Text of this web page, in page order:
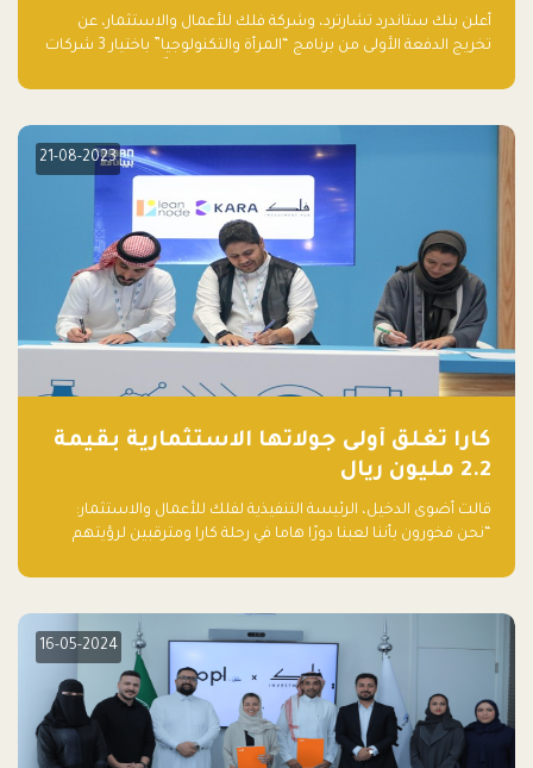
والتكنولوجيا”
أعلن بنك ستاندرد تشارترد، وشركة فلك للأعمال والاستثمار، عن
تخريج الدفعة الأولى من برنامج “المرأة والتكنولوجيا” باختيار 3 شركات
الأعمال، اللواتي خضعن لبرنامج حاضنة مدته 8 أسابيع، أفكاراً مبتكرة
21-08-2023
كارا تغلق أولى جولاتها الاستثمارية بقيمة
2.2 مليون ريال
قالت أضوى الدخيل، الرئيسة التنفيذية لفلك للأعمال والاستثمار:
“نحن فخورون بأننا لعبنا دورًا هاما في رحلة كارا ومترقبين لرؤيتهم
جيدًا لكوكبنا فحسب، بل إنه جيد أيضًا للأعمال”.
16-05-2024